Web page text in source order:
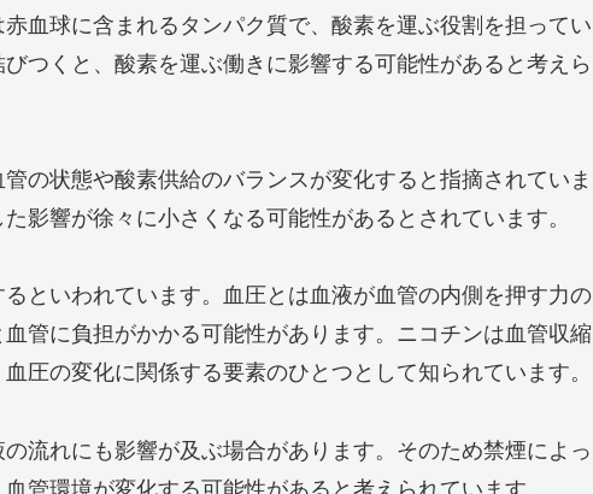
血球に含まれるタンパク質で、酸素を運ぶ役割を担ってい
つくと、酸素を運ぶ働きに影響する可能性があると考えら
の状態や酸素供給のバランスが変化すると指摘されていま
影響が徐々に小さくなる可能性があるとされています。
といわれています。血圧とは血液が血管の内側を押す力の
管に負担がかかる可能性があります。ニコチンは血管収縮
圧の変化に関係する要素のひとつとして知られています。
流れにも影響が及ぶ場合があります。そのため禁煙によっ
管環境が変化する可能性があると考えられています。